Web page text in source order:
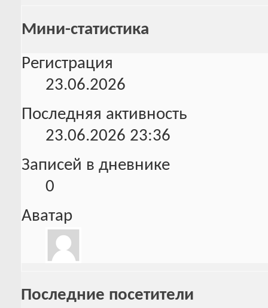
Мини-статистика
Регистрация
23.06.2026
Последняя активность
23.06.2026 23:36
Записей в дневнике
0
Аватар
Последние посетители